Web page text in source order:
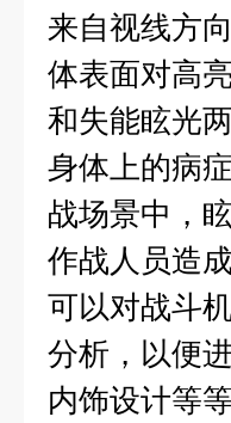
来自视线方
体表面对高
和失能眩光
身体上的病
战场景中，
作战人员造
可以对战斗
分析，以便
内饰设计等